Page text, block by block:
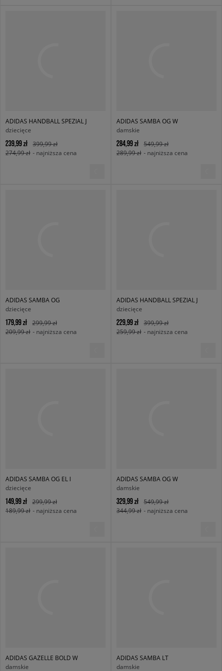
ADIDAS HANDBALL SPEZIAL J
dziecięce
239,99 zł
399,99 zł
274,99 zł - najniższa cena
ADIDAS SAMBA OG W
damskie
284,99 zł
549,99 zł
289,99 zł - najniższa cena
ADIDAS SAMBA OG
dziecięce
179,99 zł
299,99 zł
209,99 zł - najniższa cena
ADIDAS HANDBALL SPEZIAL J
dziecięce
229,99 zł
399,99 zł
259,99 zł - najniższa cena
ADIDAS SAMBA OG EL I
dziecięce
149,99 zł
299,99 zł
189,99 zł - najniższa cena
ADIDAS SAMBA OG W
damskie
329,99 zł
549,99 zł
344,99 zł - najniższa cena
ADIDAS GAZELLE BOLD W
damskie
ADIDAS SAMBA LT
damskie